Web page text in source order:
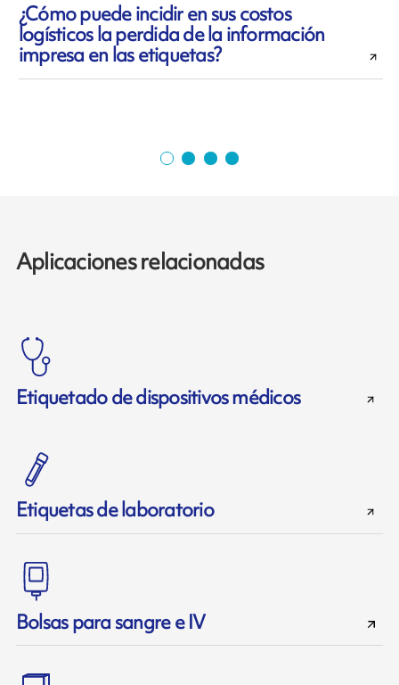
¿Cómo puede incidir en sus costos
logísticos la perdida de la información
impresa en las etiquetas?
Aplicaciones relacionadas
Etiquetado de dispositivos médicos
Etiquetas de laboratorio
Bolsas para sangre e IV